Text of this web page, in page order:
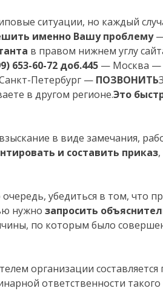
ситуации, но каждый
именно Вашу проблему
в правом нижнем углу
653-60-72 доб.445 — Москва —
Петербург — ПОЗВОНИТЬ
в другом регионе.Это
в виде замечания,
и составить приказ
убедиться в том, что
нужно запросить
по которым было
организации составляется
ответственности такого